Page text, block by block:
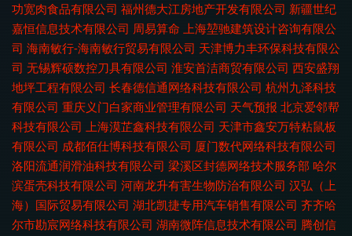
功宽肉食品有限公司 福州德大江房地产开发有限公司 新疆世纪
嘉恒信息技术有限公司 周易算命 上海堃驰建筑设计咨询有限公
司 海南敏行-海南敏行贸易有限公司 天津博力丰环保科技有限公
司 无锡辉硕数控刀具有限公司 淮安首洁商贸有限公司 西安盛翔
地坪工程有限公司 长春德信通网络科技有限公司 杭州九泽科技
有限公司 重庆义门白家商业管理有限公司 天气预报 北京爱邻帮
科技有限公司 上海漠芷鑫科技有限公司 天津市鑫安万特粘鼠板
有限公司 成都佰仕博科技有限公司 厦门数代网络科技有限公司
洛阳流通润滑油科技有限公司 梁溪区封德网络技术服务部 哈尔
滨蛋壳科技有限公司 河南龙升有害生物防治有限公司 汉弘（上
海）国际贸易有限公司 湖北凯捷专用汽车销售有限公司 齐齐哈
尔市勘宸网络科技有限公司 湖南微阵信息技术有限公司 腾创信